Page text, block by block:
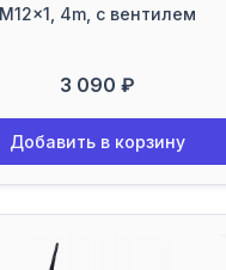
4m, с вентилем
3 090 ₽
Добавить в корзину